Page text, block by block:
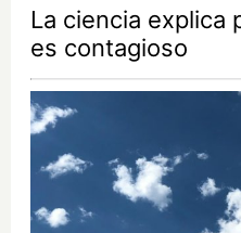
La ciencia explica
es contagioso